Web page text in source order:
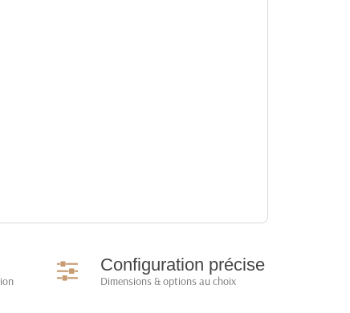
Configuration précise
Dimensions & options au choix